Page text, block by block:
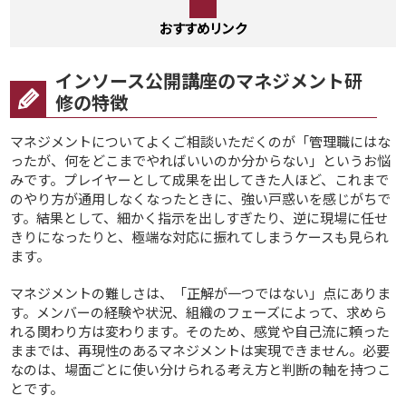
おすすめリンク
インソース公開講座のマネジメント研
修の特徴
マネジメントについてよくご相談いただくのが「管理職にはな
ったが、何をどこまでやればいいのか分からない」というお悩
みです。プレイヤーとして成果を出してきた人ほど、これまで
のやり方が通用しなくなったときに、強い戸惑いを感じがちで
す。結果として、細かく指示を出しすぎたり、逆に現場に任せ
きりになったりと、極端な対応に振れてしまうケースも見られ
ます。
マネジメントの難しさは、「正解が一つではない」点にありま
す。メンバーの経験や状況、組織のフェーズによって、求めら
れる関わり方は変わります。そのため、感覚や自己流に頼った
ままでは、再現性のあるマネジメントは実現できません。必要
なのは、場面ごとに使い分けられる考え方と判断の軸を持つこ
とです。